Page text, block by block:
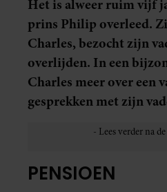
Het is alweer ruim vijf
prins Philip overleed.
Charles, bezocht zijn
overlijden. In een
Charles meer over een
gesprekken met zijn
PENSIOEN